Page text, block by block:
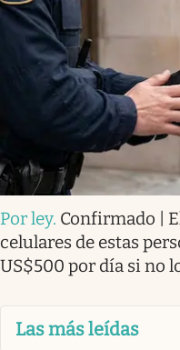
Por ley. Confirmado |
celulares de estas
US$500 por día si no
Las más leídas